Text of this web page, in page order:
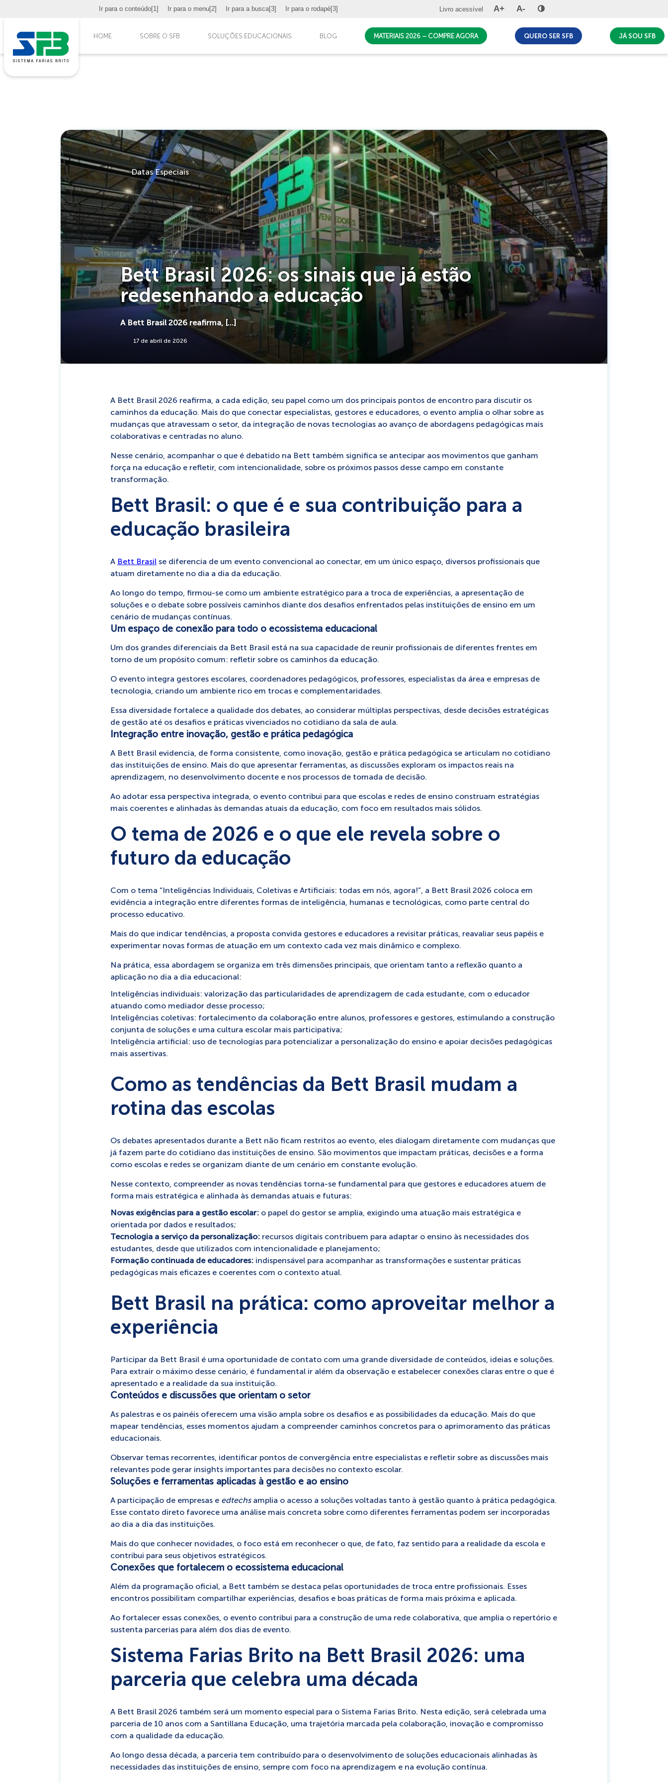
Ir para o conteúdo[1] Ir para o menu[2] Ir para a busca[3] Ir para o rodapé[3] Livro acessível A+ A-
HOME SOBRE O SFB SOLUÇÕES EDUCACIONAIS BLOG MATERIAIS 2026 – COMPRE AGORA QUERO SER SFB JÁ SOU SFB
Datas Especiais
Bett Brasil 2026: os sinais que já estão
redesenhando a educação
A Bett Brasil 2026 reafirma, […]
17 de abril de 2026
A Bett Brasil 2026 reafirma, a cada edição, seu papel como um dos principais pontos de encontro para discutir os
caminhos da educação. Mais do que conectar especialistas, gestores e educadores, o evento amplia o olhar sobre as
mudanças que atravessam o setor, da integração de novas tecnologias ao avanço de abordagens pedagógicas mais
colaborativas e centradas no aluno.
Nesse cenário, acompanhar o que é debatido na Bett também significa se antecipar aos movimentos que ganham
força na educação e refletir, com intencionalidade, sobre os próximos passos desse campo em constante
transformação.
Bett Brasil: o que é e sua contribuição para a
educação brasileira
A Bett Brasilse diferencia de um evento convencional ao conectar, em um único espaço, diversos profissionais que
atuam diretamente no dia a dia da educação.
Ao longo do tempo, firmou-se como um ambiente estratégico para a troca de experiências, a apresentação de
soluções e o debate sobre possíveis caminhos diante dos desafios enfrentados pelas instituições de ensino em um
cenário de mudanças contínuas.
Um espaço de conexão para todo o ecossistema educacional
Um dos grandes diferenciais da Bett Brasil está na sua capacidade de reunir profissionais de diferentes frentes em
torno de um propósito comum: refletir sobre os caminhos da educação.
O evento integra gestores escolares, coordenadores pedagógicos, professores, especialistas da área e empresas de
tecnologia, criando um ambiente rico em trocas e complementaridades.
Essa diversidade fortalece a qualidade dos debates, ao considerar múltiplas perspectivas, desde decisões estratégicas
de gestão até os desafios e práticas vivenciados no cotidiano da sala de aula.
Integração entre inovação, gestão e prática pedagógica
A Bett Brasil evidencia, de forma consistente, como inovação, gestão e prática pedagógica se articulam no cotidiano
das instituições de ensino. Mais do que apresentar ferramentas, as discussões exploram os impactos reais na
aprendizagem, no desenvolvimento docente e nos processos de tomada de decisão.
Ao adotar essa perspectiva integrada, o evento contribui para que escolas e redes de ensino construam estratégias
mais coerentes e alinhadas às demandas atuais da educação, com foco em resultados mais sólidos.
O tema de 2026 e o que ele revela sobre o
futuro da educação
Com o tema “Inteligências Individuais, Coletivas e Artificiais: todas em nós, agora!”, a Bett Brasil 2026 coloca em
evidência a integração entre diferentes formas de inteligência, humanas e tecnológicas, como parte central do
processo educativo.
Mais do que indicar tendências, a proposta convida gestores e educadores a revisitar práticas, reavaliar seus papéis e
experimentar novas formas de atuação em um contexto cada vez mais dinâmico e complexo.
Na prática, essa abordagem se organiza em três dimensões principais, que orientam tanto a reflexão quanto a
aplicação no dia a dia educacional:
Inteligências individuais: valorização das particularidades de aprendizagem de cada estudante, com o educador
atuando como mediador desse processo;
Inteligências coletivas: fortalecimento da colaboração entre alunos, professores e gestores, estimulando a construção
conjunta de soluções e uma cultura escolar mais participativa;
Inteligência artificial: uso de tecnologias para potencializar a personalização do ensino e apoiar decisões pedagógicas
mais assertivas.
Como as tendências da Bett Brasil mudam a
rotina das escolas
Os debates apresentados durante a Bett não ficam restritos ao evento, eles dialogam diretamente com mudanças que
já fazem parte do cotidiano das instituições de ensino. São movimentos que impactam práticas, decisões e a forma
como escolas e redes se organizam diante de um cenário em constante evolução.
Nesse contexto, compreender as novas tendências torna-se fundamental para que gestores e educadores atuem de
forma mais estratégica e alinhada às demandas atuais e futuras:
Novas exigências para a gestão escolar:o papel do gestor se amplia, exigindo uma atuação mais estratégica e
orientada por dados e resultados;
Tecnologia a serviço da personalização:recursos digitais contribuem para adaptar o ensino às necessidades dos
estudantes, desde que utilizados com intencionalidade e planejamento;
Formação continuada de educadores:indispensável para acompanhar as transformações e sustentar práticas
pedagógicas mais eficazes e coerentes com o contexto atual.
Bett Brasil na prática: como aproveitar melhor a
experiência
Participar da Bett Brasil é uma oportunidade de contato com uma grande diversidade de conteúdos, ideias e soluções.
Para extrair o máximo desse cenário, é fundamental ir além da observação e estabelecer conexões claras entre o que é
apresentado e a realidade da sua instituição.
Conteúdos e discussões que orientam o setor
As palestras e os painéis oferecem uma visão ampla sobre os desafios e as possibilidades da educação. Mais do que
mapear tendências, esses momentos ajudam a compreender caminhos concretos para o aprimoramento das práticas
educacionais.
Observar temas recorrentes, identificar pontos de convergência entre especialistas e refletir sobre as discussões mais
relevantes pode gerar insights importantes para decisões no contexto escolar.
Soluções e ferramentas aplicadas à gestão e ao ensino
A participação de empresas e edtechsamplia o acesso a soluções voltadas tanto à gestão quanto à prática pedagógica.
Esse contato direto favorece uma análise mais concreta sobre como diferentes ferramentas podem ser incorporadas
ao dia a dia das instituições.
Mais do que conhecer novidades, o foco está em reconhecer o que, de fato, faz sentido para a realidade da escola e
contribui para seus objetivos estratégicos.
Conexões que fortalecem o ecossistema educacional
Além da programação oficial, a Bett também se destaca pelas oportunidades de troca entre profissionais. Esses
encontros possibilitam compartilhar experiências, desafios e boas práticas de forma mais próxima e aplicada.
Ao fortalecer essas conexões, o evento contribui para a construção de uma rede colaborativa, que amplia o repertório e
sustenta parcerias para além dos dias de evento.
Sistema Farias Brito na Bett Brasil 2026: uma
parceria que celebra uma década
A Bett Brasil 2026 também será um momento especial para o Sistema Farias Brito. Nesta edição, será celebrada uma
parceria de 10 anos com a Santillana Educação, uma trajetória marcada pela colaboração, inovação e compromisso
com a qualidade da educação.
Ao longo dessa década, a parceria tem contribuído para o desenvolvimento de soluções educacionais alinhadas às
necessidades das instituições de ensino, sempre com foco na aprendizagem e na evolução contínua.